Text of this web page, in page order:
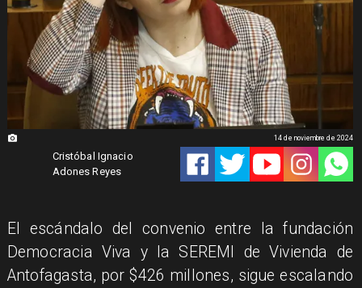
Cristóbal Ignacio
Adones Reyes
14 de noviembre de 2024
El escándalo del convenio entre la fundación
Democracia Viva y la SEREMI de Vivienda de
Antofagasta, por $426 millones, sigue escalando